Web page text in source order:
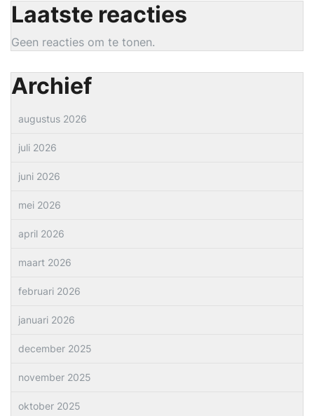
Laatste reacties
Geen reacties om te tonen.
Archief
augustus 2026
juli 2026
juni 2026
mei 2026
april 2026
maart 2026
februari 2026
januari 2026
december 2025
november 2025
oktober 2025